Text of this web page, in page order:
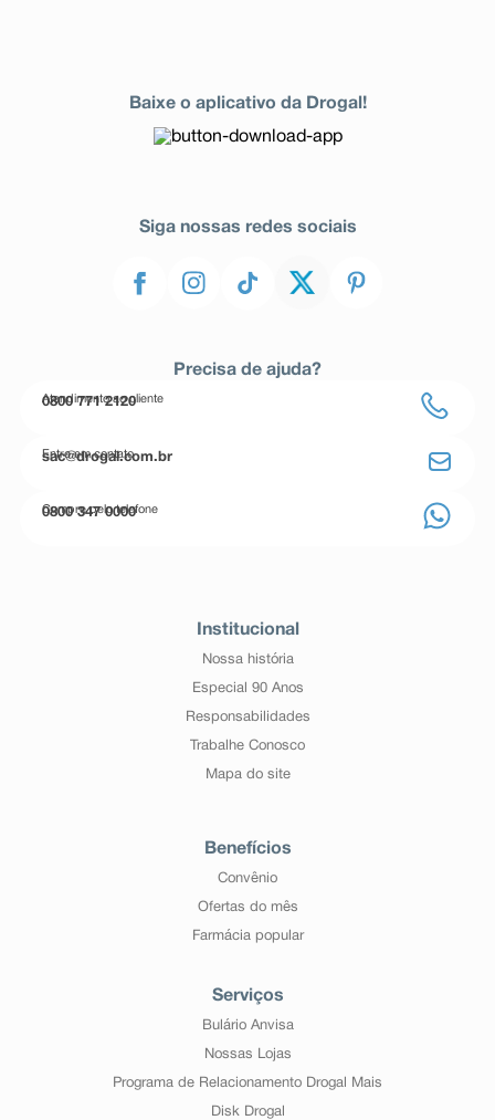
Baixe o aplicativo da Drogal!
Siga nossas redes sociais
Precisa de ajuda?
Atendimento ao cliente
0800 771 2120
Entre em contato
sac@drogal.com.br
Compre pelo telefone
0800 347 0000
Institucional
Nossa história
Especial 90 Anos
Responsabilidades
Trabalhe Conosco
Mapa do site
Benefícios
Convênio
Ofertas do mês
Farmácia popular
Serviços
Bulário Anvisa
Nossas Lojas
Programa de Relacionamento Drogal Mais
Disk Drogal